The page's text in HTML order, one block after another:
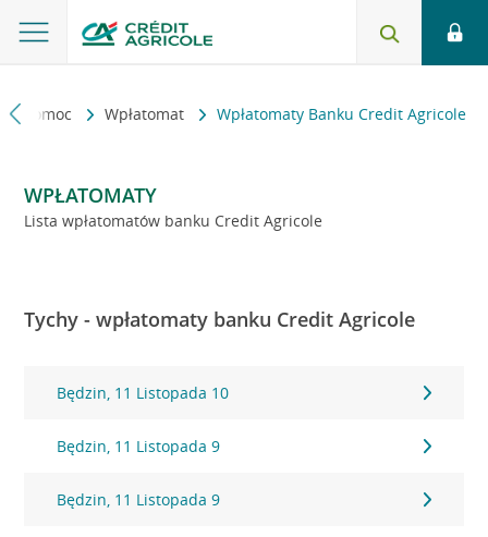
i pomoc Wpłatomat Wpłatomaty Banku Credit Agricole
WPŁATOMATY
Lista wpłatomatów banku Credit Agricole
Tychy - wpłatomaty banku Credit Agricole
Będzin, 11 Listopada 10
Będzin, 11 Listopada 9
Będzin, 11 Listopada 9